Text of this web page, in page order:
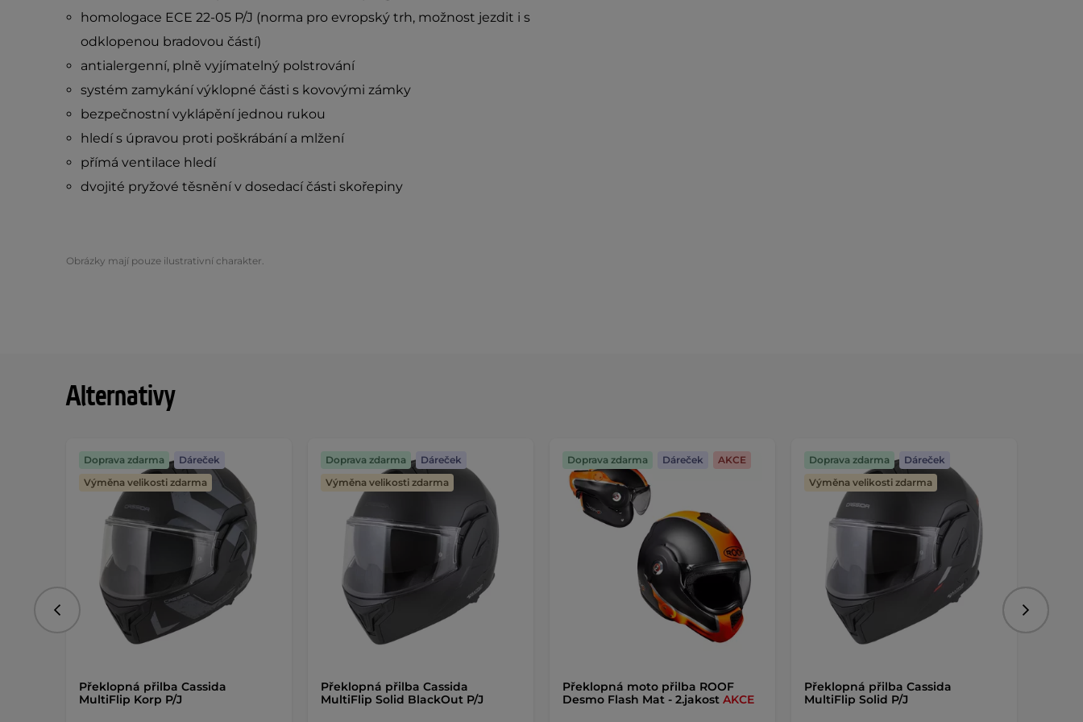
Alternativy
Překlopná přilba Cassida
MultiFlip Korp P/J
Doprava zdarma
Dáreček
Výměna velikosti zdarma
Překlopná přilba Cassida
MultiFlip Solid BlackOut P/J
Doprava zdarma
Dáreček
Výměna velikosti zdarma
Překlopná moto přilba ROOF
Desmo Flash Mat - 2.jakost AKCE
Doprava zdarma Dáreček AKCE
Překlopná přilba Cassida
MultiFlip Solid P/J
Doprava zdarma
Dáreček
Výměna velikosti zdarma
Předchozí
homologace ECE 22-05 P/J (norma pro evropský trh, možnost jezdit i s
odklopenou bradovou částí)
antialergenní, plně vyjímatelný polstrování
systém zamykání výklopné části s kovovými zámky
bezpečnostní vyklápění jednou rukou
hledí s úpravou proti poškrábání a mlžení
přímá ventilace hledí
dvojité pryžové těsnění v dosedací části skořepiny
Obrázky mají pouze ilustrativní charakter.